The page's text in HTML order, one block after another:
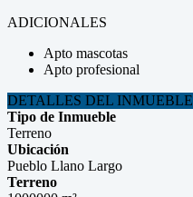
ADICIONALES
Apto mascotas
Apto profesional
DETALLES DEL INMUEBLE
Tipo de Inmueble
Terreno
Ubicación
Pueblo Llano Largo
Terreno